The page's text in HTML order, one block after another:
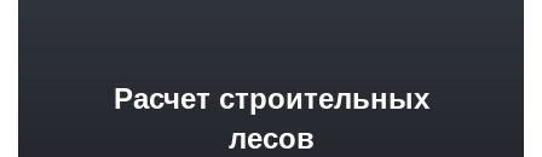
Расчет строительных
лесов